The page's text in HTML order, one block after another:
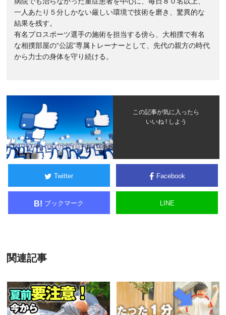
一人あたり５分しかない厳しい環境で技術を磨き、驚異的な
結果を残す。
有名プロスポーツ選手の施術を担当する傍ら、大相撲で有名
な相撲部屋の“公認”専属トレーナーとして、先代の親方の時代
から力士の身体を守り続ける。
この記事が気に入ったら
いいね ! しよう
Twitter Facebook
B! ブックマーク LINE
関連記事